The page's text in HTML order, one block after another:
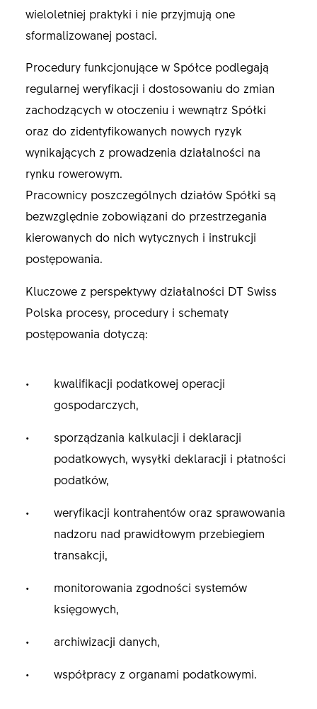
wieloletniej praktyki i nie przyjmują one
sformalizowanej postaci.
Procedury funkcjonujące w Spółce podlegają
regularnej weryfikacji i dostosowaniu do zmian
zachodzących w otoczeniu i wewnątrz Spółki
oraz do zidentyfikowanych nowych ryzyk
wynikających z prowadzenia działalności na
rynku rowerowym.
Pracownicy poszczególnych działów Spółki są
bezwzględnie zobowiązani do przestrzegania
kierowanych do nich wytycznych i instrukcji
postępowania.
Kluczowe z perspektywy działalności DT Swiss
Polska procesy, procedury i schematy
postępowania dotyczą:
kwalifikacji podatkowej operacji
gospodarczych,
sporządzania kalkulacji i deklaracji
podatkowych, wysyłki deklaracji i płatności
podatków,
weryfikacji kontrahentów oraz sprawowania
nadzoru nad prawidłowym przebiegiem
transakcji,
monitorowania zgodności systemów
księgowych,
archiwizacji danych,
współpracy z organami podatkowymi.